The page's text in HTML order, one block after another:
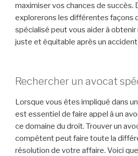
maximiser vos chances de succès.
explorerons les différentes façons
spécialisé peut vous aider à obtenir
juste et équitable après un
Rechercher un avocat
Lorsque vous êtes impliqué dans
est essentiel de faire appel à un
ce domaine du droit. Trouver un
compétent peut faire toute la
résolution de votre affaire. Voici